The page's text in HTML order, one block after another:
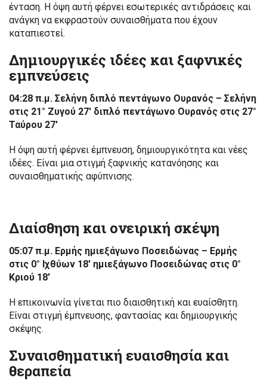
ένταση. Η όψη αυτή φέρνει εσωτερικές αντιδράσεις και
ανάγκη να εκφραστούν συναισθήματα που έχουν
καταπιεστεί.
Δημιουργικές ιδέες και ξαφνικές
εμπνεύσεις
04:28 π.μ. Σελήνη διπλό πεντάγωνο Ουρανός – Σελήνη
στις 21° Ζυγού 27′ διπλό πεντάγωνο Ουρανός στις 27°
Ταύρου 27′
Η όψη αυτή φέρνει έμπνευση, δημιουργικότητα και νέες
ιδέες. Είναι μια στιγμή ξαφνικής κατανόησης και
συναισθηματικής αφύπνισης.
Διαίσθηση και ονειρική σκέψη
05:07 π.μ. Ερμής ημιεξάγωνο Ποσειδώνας – Ερμής
στις 0° Ιχθύων 18′ ημιεξάγωνο Ποσειδώνας στις 0°
Κριού 18′
Η επικοινωνία γίνεται πιο διαισθητική και ευαίσθητη.
Είναι στιγμή έμπνευσης, φαντασίας και δημιουργικής
σκέψης.
Συναισθηματική ευαισθησία και
θεραπεία